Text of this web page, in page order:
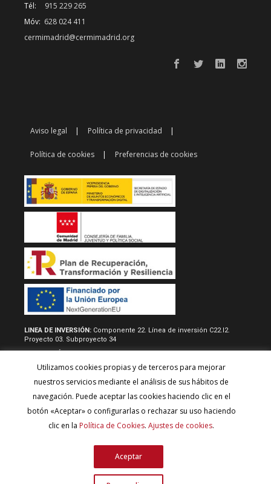
Utilizamos cookies propias y de terceros para mejorar
nuestros servicios mediante el análisis de sus hábitos de
navegación. Puede aceptar las cookies haciendo clic en el
botón «Aceptar» o configurarlas o rechazar su uso haciendo
clic en la Política de Cookies. Ajustes de cookies.
Aceptar
Tél:
915 229 265
Móv: 628 024 411
cermimadrid@cermimadrid.org
Aviso legal Política de privacidad
Política de cookies Preferencias de cookies
LINEA DE INVERSIÓN: Componente 22. Línea de inversión C22.I2.
Proyecto 03. Subproyecto 34
RESOLUCIÓN/REAL DECRETO:Acuerdo de 22 de junio de 2022, del
consejo de gobierno, por la que se aprueban las normas
reguladoras y la convocatoria del procedimiento de concesión
directa de subvenciones destinadas a desarrollar proyectos de
atención centrado en la persona y para la adquisión de
equipamineto técnico y tecnológico de los centros de servicios
sociales y de las entidades del tercer sector, con cargo al plan de
recuperación, transformación y resiliencia (Financiado por la Unión